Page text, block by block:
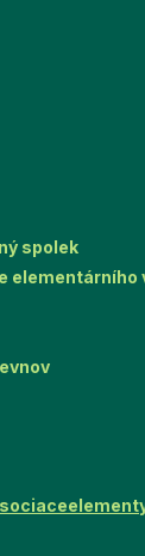
spolek
elementárního